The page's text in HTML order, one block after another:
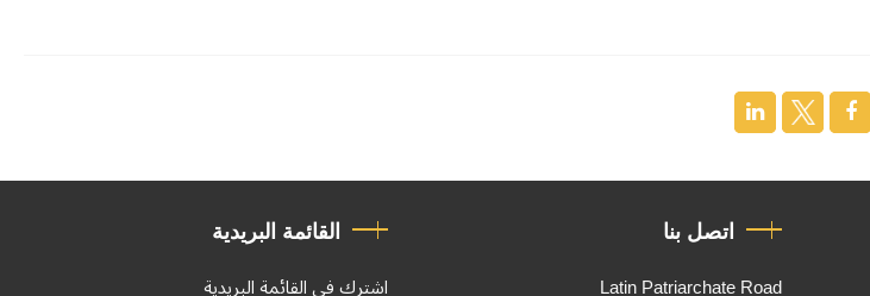
اتصل بنا
Latin Patriarchate Road
القائمة البريدية
اشترك في القائمة البريدية